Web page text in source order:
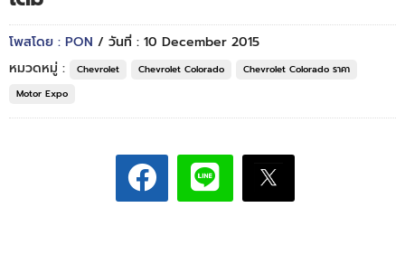
โพสโดย : PON / วันที่ : 10 December 2015
หมวดหมู่ :
Chevrolet Chevrolet Colorado
Chevrolet Colorado ราคา
Motor Expo